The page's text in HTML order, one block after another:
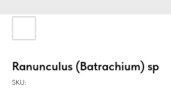
Ranunculus (Batrachium) sp
SKU: